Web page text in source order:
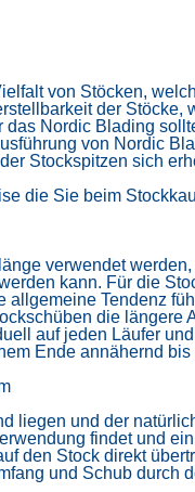
von Stöcken,
der Stöcke,
das Nordic Blading
von Nordic
Stockspitzen sich
die Sie beim
verwendet
kann. Für die
allgemeine Tendenz
die
auf jeden Läufer
Ende annähernd
liegen und der
findet und
den Stock direkt
und Schub durch